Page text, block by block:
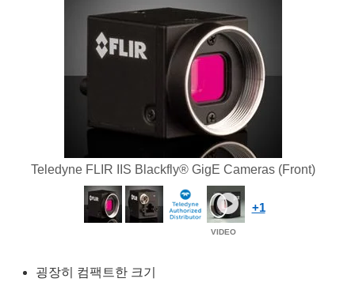
Components
Isolators
신제품
Systems
Targets
and Advanced
and Optomechanics
and Roughness Standards
Components
and Detection
Processing
Tomography
또는 제품생산
and Detection
and Production
and Detection
and Production
Teledyne FLIR IIS Blackfly® GigE Cameras (Front)
+1
굉장히 컴팩트한 크기